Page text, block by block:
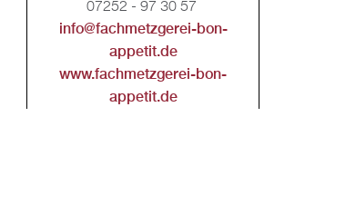
07252 - 97 30 57
info@​fac​hmet​zger​ei-​bon-​
appetit.​de
www.​fac​hmet​zger​ei-​bon-​
appetit.​de